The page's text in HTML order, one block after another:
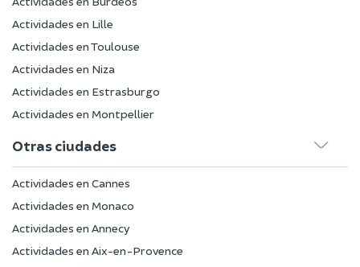
Actividades en Lille
Actividades en Toulouse
Actividades en Niza
Actividades en Estrasburgo
Actividades en Montpellier
Otras ciudades
Actividades en Cannes
Actividades en Monaco
Actividades en Annecy
Actividades en Aix-en-Provence